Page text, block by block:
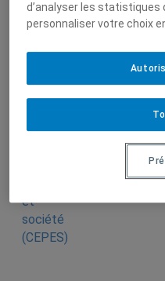
Produit par
Centre
en sécurité et
société
d’analyser les statistiques
personnaliser votre choix